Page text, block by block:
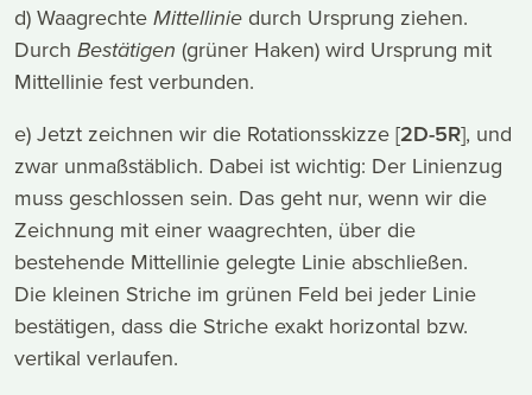
d) WaagrechteMittellinie durch Ursprung ziehen.
Durch Bestätigen (grüner Haken) wird Ursprung mit
Mittellinie fest verbunden.
e) Jetzt zeichnen wir die Rotationsskizze [2D-5R], und
zwar unmaßstäblich. Dabei ist wichtig: Der Linienzug
muss geschlossen sein. Das geht nur, wenn wir die
Zeichnung mit einer waagrechten, über die
bestehende Mittellinie gelegte Linie abschließen.
Die kleinen Striche im grünen Feld bei jeder Linie
bestätigen, dass die Striche exakt horizontal bzw.
vertikal verlaufen.